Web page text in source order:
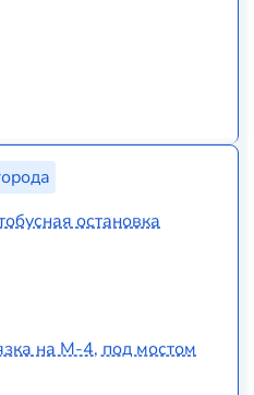
остановка
на М-4, под мостом